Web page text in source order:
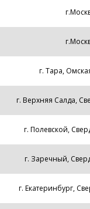
г. Тара,
г. Верхняя Салда,
г. Полевской,
г. Заречный,
г. Екатеринбург,